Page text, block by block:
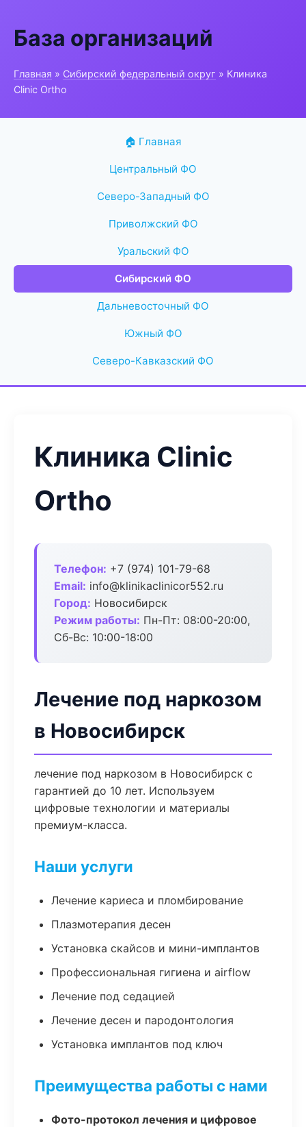
База организаций
Главная » Сибирский федеральный округ » Клиника
Clinic Ortho
🏠 Главная
Центральный ФО
Северо-Западный ФО
Приволжский ФО
Уральский ФО
Сибирский ФО
Дальневосточный ФО
Южный ФО
Северо-Кавказский ФО
Клиника Clinic
Ortho
Телефон: +7 (974) 101-79-68
Email: info@klinikaclinicor552.ru
Город: Новосибирск
Режим работы: Пн-Пт: 08:00-20:00,
Сб-Вс: 10:00-18:00
Лечение под наркозом
в Новосибирск
лечение под наркозом в Новосибирск с
гарантией до 10 лет. Используем
цифровые технологии и материалы
премиум-класса.
Наши услуги
Лечение кариеса и пломбирование
Плазмотерапия десен
Установка скайсов и мини-имплантов
Профессиональная гигиена и airflow
Лечение под седацией
Лечение десен и пародонтология
Установка имплантов под ключ
Преимущества работы с нами
Фото-протокол лечения и цифровое